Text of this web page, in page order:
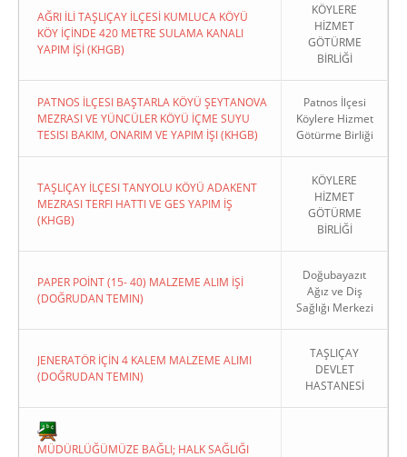
AĞRI İLİ TAŞLIÇAY İLÇESİ KUMLUCA KÖYÜ
KÖY İÇİNDE 420 METRE SULAMA KANALI
YAPIM İŞİ (KHGB)
KÖYLERE
HİZMET
GÖTÜRME
BİRLİĞİ
PATNOS İLÇESI BAŞTARLA KÖYÜ ŞEYTANOVA
MEZRASI VE YÜNCÜLER KÖYÜ İÇME SUYU
TESISI BAKIM, ONARIM VE YAPIM İŞI (KHGB)
Patnos İlçesi
Köylere Hizmet
Götürme Birliği
TAŞLIÇAY İLÇESI TANYOLU KÖYÜ ADAKENT
MEZRASI TERFI HATTI VE GES YAPIM İŞ
(KHGB)
KÖYLERE
HİZMET
GÖTÜRME
BİRLİĞİ
PAPER POİNT (15- 40) MALZEME ALIM İŞİ
(DOĞRUDAN TEMIN)
Doğubayazıt
Ağız ve Diş
Sağlığı Merkezi
JENERATÖR İÇİN 4 KALEM MALZEME ALIMI
(DOĞRUDAN TEMIN)
TAŞLIÇAY
DEVLET
HASTANESİ
MÜDÜRLÜĞÜMÜZE BAĞLI; HALK SAĞLIĞI